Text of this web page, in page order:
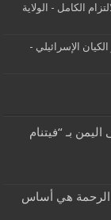
الكامل - الولاية
الإسرائيلي -
بـ “فيتنام
الرحمة هي أساس